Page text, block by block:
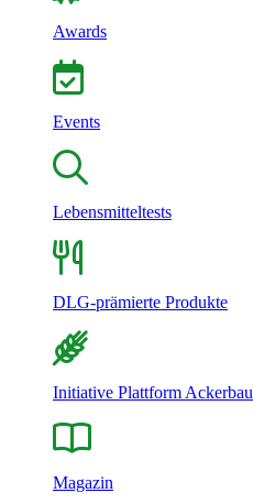
Awards
Events
Lebensmitteltests
DLG-prämierte Produkte
Initiative Plattform Ackerbau
Magazin